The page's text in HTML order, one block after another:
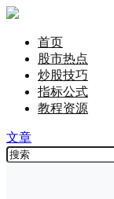
首页
股市热点
炒股技巧
指标公式
教程资源
文章